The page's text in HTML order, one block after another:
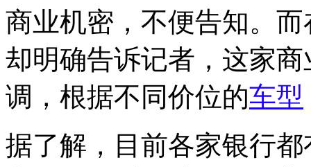
商业机密，不便告知。
却明确告诉记者，这家
调，根据不同价位的车型
据了解，目前各家银行